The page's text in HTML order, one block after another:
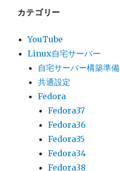
カテゴリー
YouTube
Linux自宅サーバー
自宅サーバー構築準備
共通設定
Fedora
Fedora37
Fedora36
Fedora35
Fedora34
Fedora38